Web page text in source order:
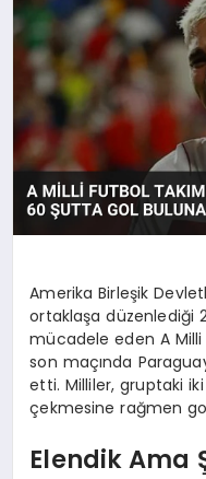
SPOR
TEKNOLOJI
Amerika Birleşik
ortaklaşa düzenlediği
mücadele eden A Milli
son maçında
etti. Milliler, gruptaki
çekmesine rağmen
Elendik Ama